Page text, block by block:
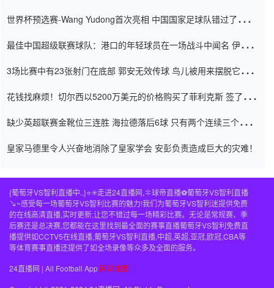
世界杯预选赛-Wang Yudong首次亮相 中国国家足球队错过了世界
最佳中国超级联赛球队：港口的年轻球员在一场战斗中闻名 伊万放
3场比赛中有23张射门在底部 郭安无效传球 鸟儿被用来摆脱它
花钱找麻烦！切尔西以5200万美元的价格购买了菲利克斯 签了7年
缺少英超联赛金靴位三连胜 海拉德落后6球 只有两个连续三个连续
皇家马德里令人兴奋地消除了皇家学会 安彭负责造成巨大的灾难！
{葡萄牙VS智利直播中..}⭐️✳️走进24直播网,✽球帝直播⚽️葡萄牙VS智利直播
↘~感受每一场葡萄牙VS智利比赛的魅力!我们为葡萄牙VS智利迷提供免费
的在线高清直播,实时更新,让您不错过每一场精彩比赛。无论是常规赛、季
后赛还是总决赛,您都能在这里找到最全面的赛事直播葡萄牙VS智利免费直
播提供如CCTV5在线直播,葡萄牙VS智利直播,中超,英超,亚冠,欧冠,CBA等
等体育赛事直播还提供了如全场录像等众多及全面的服务。
24直播网 | All Football App 网站地图